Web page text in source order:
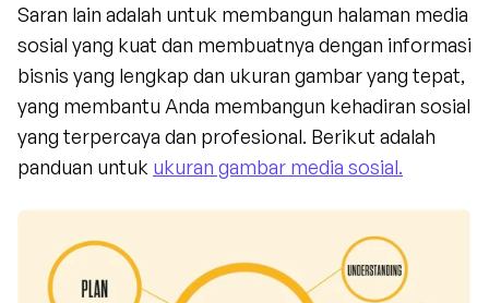
Saran lain adalah untuk membangun halaman media
sosial yang kuat dan membuatnya dengan informasi
bisnis yang lengkap dan ukuran gambar yang tepat,
yang membantu Anda membangun kehadiran sosial
yang terpercaya dan profesional. Berikut adalah
panduan untuk ukuran gambar media sosial.